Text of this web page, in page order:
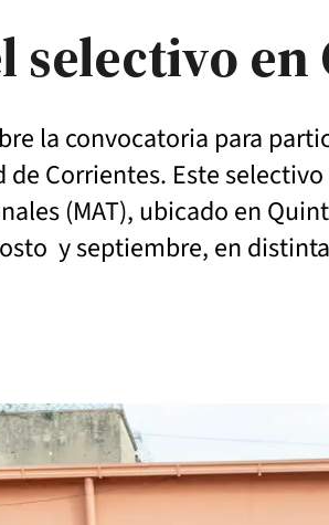
en
la convocatoria para
Corrientes. Este
(MAT), ubicado en
y septiembre, en